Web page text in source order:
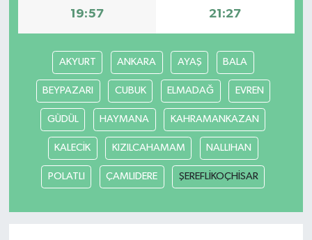
19:57 21:27
AKYURT ANKARA AYAŞ BALA
BEYPAZARI CUBUK ELMADAĞ EVREN
GÜDÜL HAYMANA KAHRAMANKAZAN
KALECİK KIZILCAHAMAM NALLIHAN
POLATLI ÇAMLIDERE ŞEREFLİKOÇHİSAR